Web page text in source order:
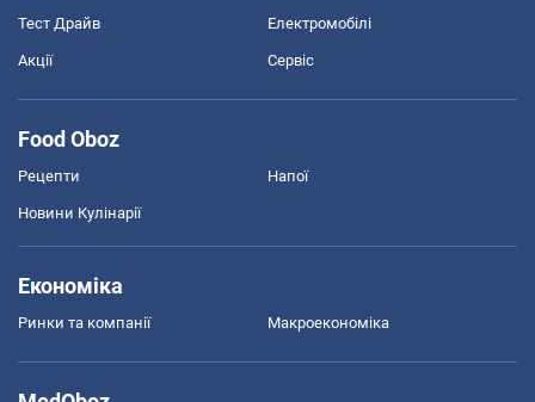
Тест Драйв Електромобілі
Акції Сервіс
Food Oboz
Рецепти Напої
Новини Кулінарії
Економіка
Ринки та компанії Макроекономіка